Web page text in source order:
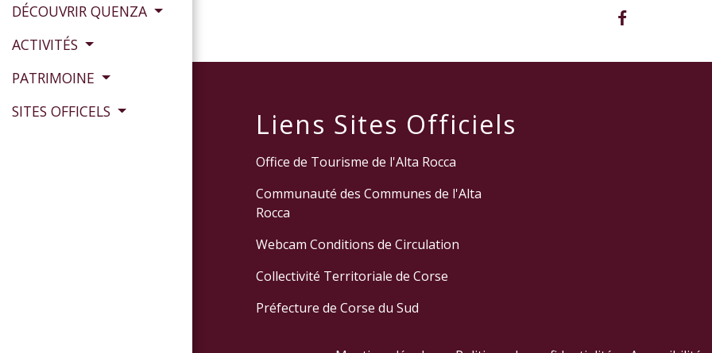
DÉCOUVRIR QUENZA
ACTIVITÉS
PATRIMOINE
SITES OFFICELS
Liens Sites Officiels
Office de Tourisme de l'Alta Rocca
Communauté des Communes de l'Alta
Rocca
Webcam Conditions de Circulation
Collectivité Territoriale de Corse
Préfecture de Corse du Sud